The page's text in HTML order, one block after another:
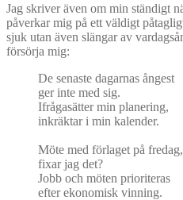
Jag skriver även om min ständigt
påverkar mig på ett väldigt
sjuk utan även slängar av
försörja mig:
De senaste dagarnas ångest
ger inte med sig.
Ifrågasätter min planering,
inkräktar i min kalender.
Möte med förlaget på fredag,
fixar jag det?
Jobb och möten prioriteras
efter ekonomisk vinning.